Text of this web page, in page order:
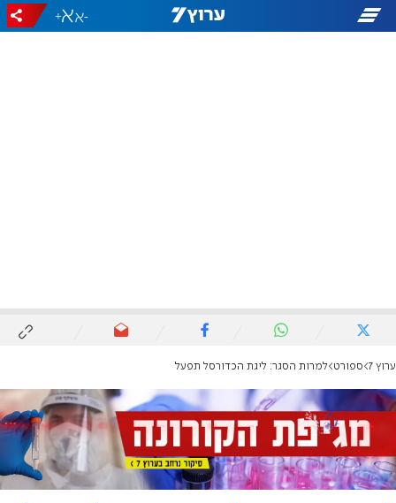
-
+
ערוץ 7 ספורט למרות הסגר: ליגת הכדורסל תפעל